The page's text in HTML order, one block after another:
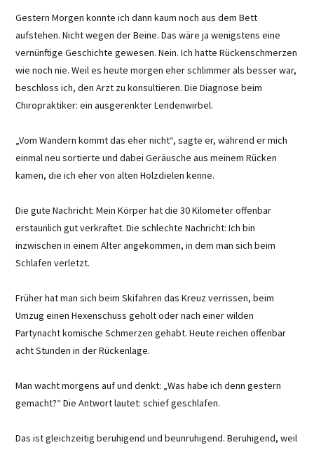
Gestern Morgen konnte ich dann kaum noch aus dem Bett
aufstehen. Nicht wegen der Beine. Das wäre ja wenigstens eine
vernünftige Geschichte gewesen. Nein. Ich hatte Rückenschmerzen
wie noch nie. Weil es heute morgen eher schlimmer als besser war,
beschloss ich, den Arzt zu konsultieren. Die Diagnose beim
Chiropraktiker: ein ausgerenkter Lendenwirbel.
„Vom Wandern kommt das eher nicht“, sagte er, während er mich
einmal neu sortierte und dabei Geräusche aus meinem Rücken
kamen, die ich eher von alten Holzdielen kenne.
Die gute Nachricht: Mein Körper hat die 30 Kilometer offenbar
erstaunlich gut verkraftet. Die schlechte Nachricht: Ich bin
inzwischen in einem Alter angekommen, in dem man sich beim
Schlafen verletzt.
Früher hat man sich beim Skifahren das Kreuz verrissen, beim
Umzug einen Hexenschuss geholt oder nach einer wilden
Partynacht komische Schmerzen gehabt. Heute reichen offenbar
acht Stunden in der Rückenlage.
Man wacht morgens auf und denkt: „Was habe ich denn gestern
gemacht?“ Die Antwort lautet: schief geschlafen.
Das ist gleichzeitig beruhigend und beunruhigend. Beruhigend, weil